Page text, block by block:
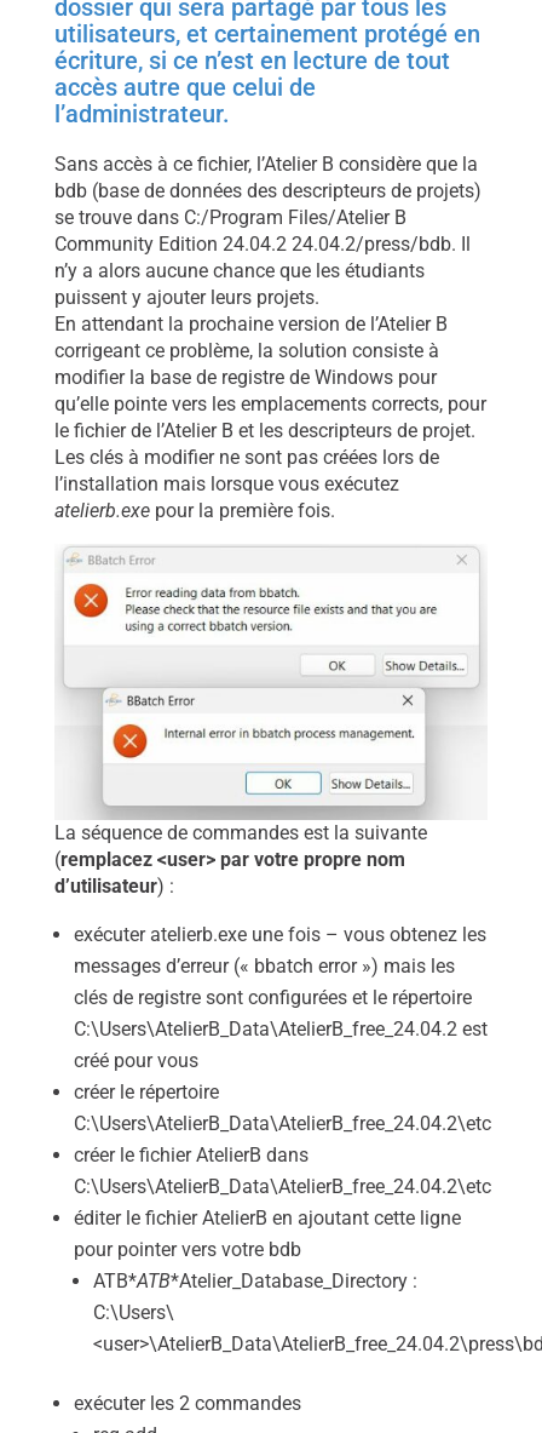
dossier qui sera partagé par tous les
utilisateurs, et certainement protégé en
écriture, si ce n’est en lecture de tout
accès autre que celui de
l’administrateur.
Sans accès à ce fichier, l’Atelier B considère que la
bdb (base de données des descripteurs de projets)
se trouve dans C:/Program Files/Atelier B
Community Edition 24.04.2 24.04.2/press/bdb. Il
n’y a alors aucune chance que les étudiants
puissent y ajouter leurs projets.
En attendant la prochaine version de l’Atelier B
corrigeant ce problème, la solution consiste à
modifier la base de registre de Windows pour
qu’elle pointe vers les emplacements corrects, pour
le fichier de l’Atelier B et les descripteurs de projet.
Les clés à modifier ne sont pas créées lors de
l’installation mais lorsque vous exécutez
atelierb.exepour la première fois.
La séquence de commandes est la suivante
(remplacez <user> par votre propre nom
d’utilisateur) :
exécuter atelierb.exe une fois – vous obtenez les
messages d’erreur (« bbatch error ») mais les
clés de registre sont configurées et le répertoire
C:\Users\AtelierB_Data\AtelierB_free_24.04.2 est
créé pour vous
créer le répertoire
C:\Users\AtelierB_Data\AtelierB_free_24.04.2\etc
créer le fichier AtelierB dans
C:\Users\AtelierB_Data\AtelierB_free_24.04.2\etc
éditer le fichier AtelierB en ajoutant cette ligne
pour pointer vers votre bdb
ATB*ATB*Atelier_Database_Directory :
C:\Users\
exécuter les 2 commandes